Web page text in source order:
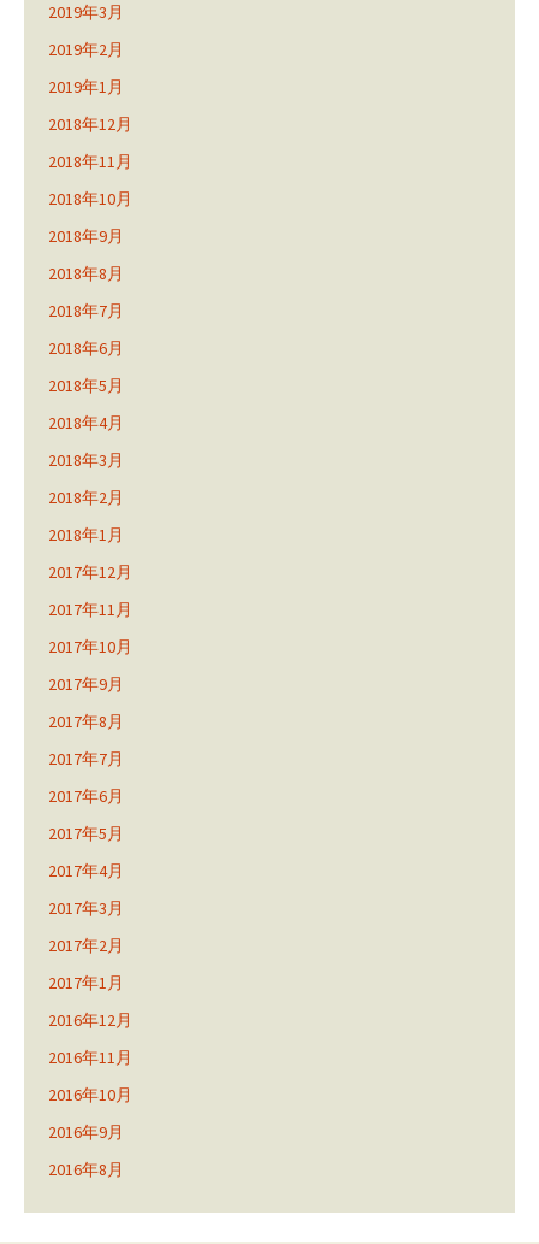
2019年3月
2019年2月
2019年1月
2018年12月
2018年11月
2018年10月
2018年9月
2018年8月
2018年7月
2018年6月
2018年5月
2018年4月
2018年3月
2018年2月
2018年1月
2017年12月
2017年11月
2017年10月
2017年9月
2017年8月
2017年7月
2017年6月
2017年5月
2017年4月
2017年3月
2017年2月
2017年1月
2016年12月
2016年11月
2016年10月
2016年9月
2016年8月